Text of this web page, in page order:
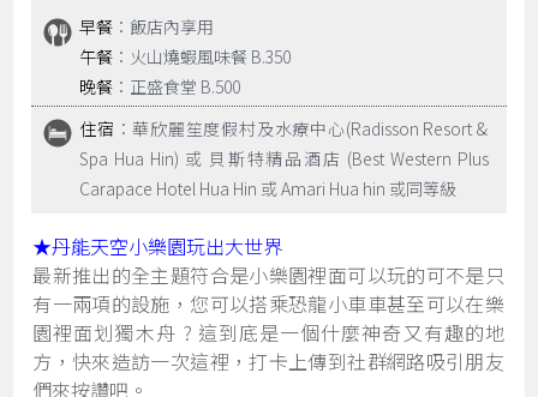
早餐 ：飯店內享用
午餐 ：火山燒蝦風味餐 B.350
晚餐 ：正盛食堂 B.500
住宿 ：華欣麗笙度假村及水療中心(Radisson Resort &
Spa Hua Hin) 或 貝斯特精品酒店 (Best Western Plus
Carapace Hotel Hua Hin 或 Amari Hua hin 或同等級
★丹能天空小樂園玩出大世界
最新推出的全主題符合是小樂園裡面可以玩的可不是只
有一兩項的設施，您可以搭乘恐龍小車車甚至可以在樂
園裡面划獨木舟 ? 這到底是一個什麼神奇又有趣的地
方，快來造訪一次這裡，打卡上傳到社群網路吸引朋友
們來按讚吧。